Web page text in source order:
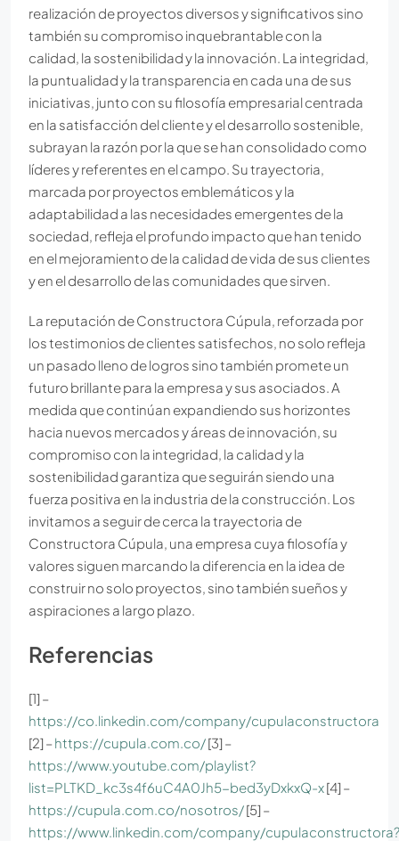
realización de proyectos diversos y significativos sino
también su compromiso inquebrantable con la
calidad, la sostenibilidad y la innovación. La integridad,
la puntualidad y la transparencia en cada una de sus
iniciativas, junto con su filosofía empresarial centrada
en la satisfacción del cliente y el desarrollo sostenible,
subrayan la razón por la que se han consolidado como
líderes y referentes en el campo. Su trayectoria,
marcada por proyectos emblemáticos y la
adaptabilidad a las necesidades emergentes de la
sociedad, refleja el profundo impacto que han tenido
en el mejoramiento de la calidad de vida de sus clientes
y en el desarrollo de las comunidades que sirven.
La reputación de Constructora Cúpula, reforzada por
los testimonios de clientes satisfechos, no solo refleja
un pasado lleno de logros sino también promete un
futuro brillante para la empresa y sus asociados. A
medida que continúan expandiendo sus horizontes
hacia nuevos mercados y áreas de innovación, su
compromiso con la integridad, la calidad y la
sostenibilidad garantiza que seguirán siendo una
fuerza positiva en la industria de la construcción. Los
invitamos a seguir de cerca la trayectoria de
Constructora Cúpula, una empresa cuya filosofía y
valores siguen marcando la diferencia en la idea de
construir no solo proyectos, sino también sueños y
aspiraciones a largo plazo.
Referencias
[1] –
https://co.linkedin.com/company/cupulaconstructora
[2] – https://cupula.com.co/[3] –
https://www.youtube.com/playlist?
list=PLTKD_kc3s4f6uC4A0Jh5-bed3yDxkxQ-x[4] –
https://cupula.com.co/nosotros/[5] –
https://www.linkedin.com/company/cupulaconstructora?